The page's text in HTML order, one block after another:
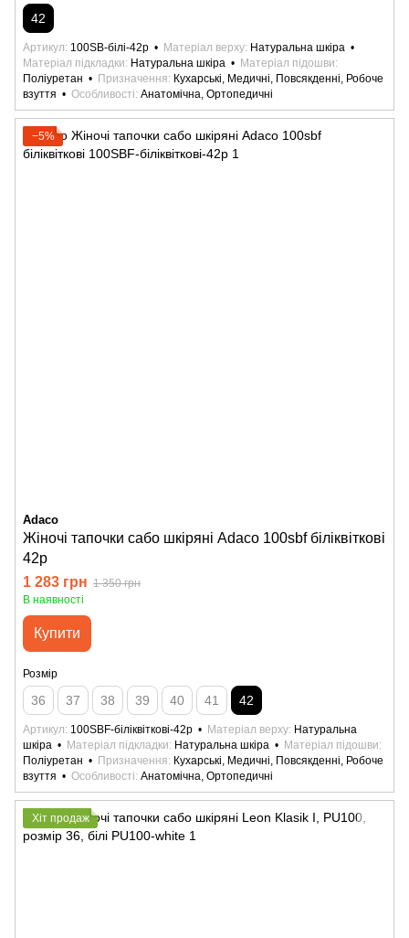
42
Артикул 100SB-білі-42р Матеріал верху Натуральна шкіра
Матеріал підкладки
Натуральна шкіра
Матеріал підошви
Поліуретан
Призначення
Кухарські, Медичні, Повсякденні, Робоче
взуття
Особливості Анатомічна, Ортопедичні
−5%
Adaco
Жіночі тапочки сабо шкіряні Adaco 100sbf біліквіткові
42р
1 283 грн 1 350 грн
В наявності
Купити
Розмір
36 37 38 39 40 41 42
Артикул 100SBF-біліквіткові-42р Матеріал верху Натуральна
шкіра
Матеріал підкладки Натуральна шкіра
Матеріал підошви
Поліуретан
Призначення
Кухарські, Медичні, Повсякденні, Робоче
взуття
Особливості Анатомічна, Ортопедичні
Хіт продаж